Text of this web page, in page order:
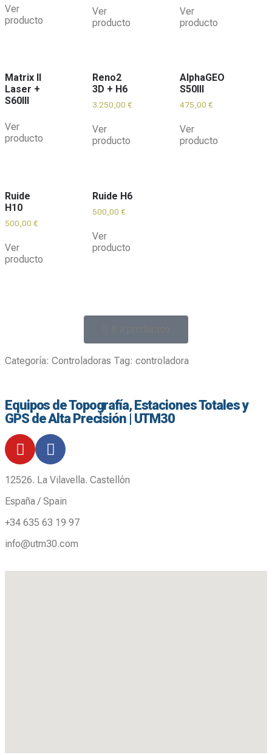
Ver
producto
Ver
producto
Ver
producto
Matrix II
Laser +
S60III
Ver
producto
Reno2
3D + H6
3.250,00 €
Ver
producto
AlphaGEO
S50III
475,00 €
Ver
producto
Ruide
H10
500,00 €
Ver
producto
Ruide H6
500,00 €
Ver
producto
Categoría: Controladoras Tag: controladora
Equipos de Topografía, Estaciones Totales y
GPS de Alta Precisión | UTM30
12526. La Vilavella. Castellón
España / Spain
+34 635 63 19 97
info@utm30.com